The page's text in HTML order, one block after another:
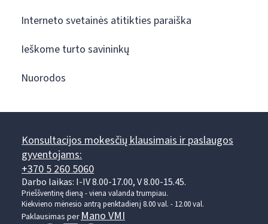
Interneto svetainės atitikties paraiška
Ieškome turto savininkų
Nuorodos
Konsultacijos mokesčių klausimais ir paslaugos
gyventojams:
+370 5 260 5060
Darbo laikas: I-IV 8.00-17.00, V 8.00-15.45.
Prieššventinę dieną - viena valanda trumpiau.
Kiekvieno mėnesio antrą penktadienį 8.00 val. - 12.00 val.
Paklausimas perMano VMI